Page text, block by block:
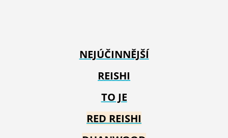
NEJÚČINNĚJŠÍ
REISHI
TO JE
RED REISHI